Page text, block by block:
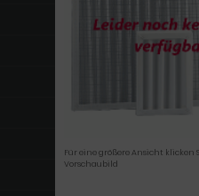
Für eine größere Ansicht klicken
Vorschaubild